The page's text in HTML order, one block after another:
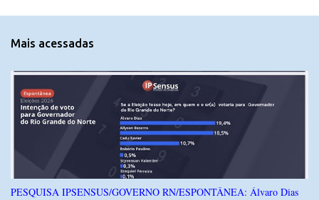
n
r
i
o
Mais acessadas
PESQUISA IPSENSUS/GOVERNO RN/ESPONTÂNEA: Álvaro Dias